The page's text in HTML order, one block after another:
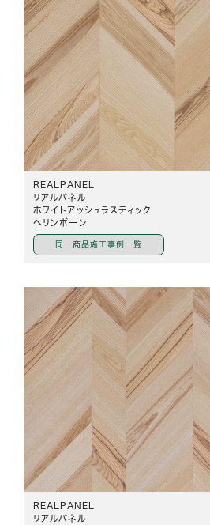
REALPANEL
リアルパネル
ホワイトアッシュラスティック
ヘリンボーン
同一商品施工事例一覧
REALPANEL
リアルパネル